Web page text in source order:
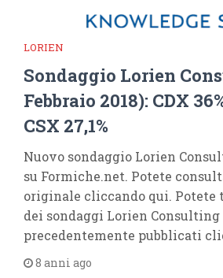
LORIEN
Sondaggio Lorien
Febbraio 2018): CDX
CSX 27,1%
Nuovo sondaggio Lorien
su Formiche.net. Potete
originale cliccando qui. Potete
dei sondaggi Lorien Consulting
precedentemente pubblicati
8 anni ago